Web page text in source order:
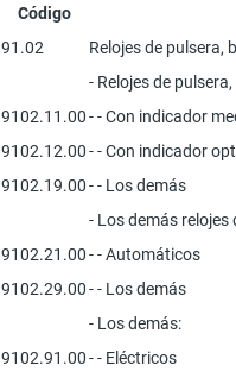
Código
91.02
Relojes de pulsera,
- Relojes de
9102.11.00- - Con indicador
9102.12.00- - Con indicador
9102.19.00- - Los demás
- Los demás
9102.21.00- - Automáticos
9102.29.00- - Los demás
- Los demás:
9102.91.00- - Eléctricos